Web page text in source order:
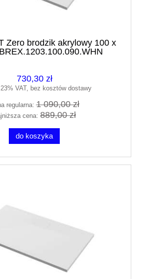
Zero brodzik akrylowy 100 x
730,30 zł
VAT, bez kosztów dostawy
regularna:1 090,00 zł
cena: 889,00 zł
do koszyka